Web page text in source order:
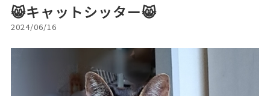
😸キャットシッター😸
2024/06/16